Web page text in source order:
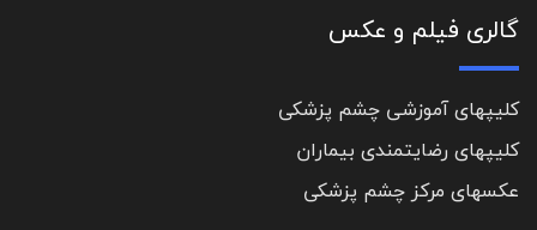
گالری فیلم و عکس
کلیپهای آموزشی چشم پزشکی
کلیپهای رضایتمندی بیماران
عکسهای مرکز چشم پزشکی